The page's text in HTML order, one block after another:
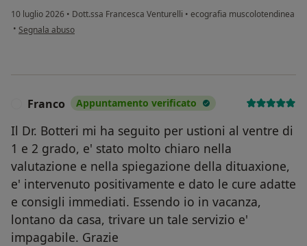
10 luglio 2026 • Dott.ssa Francesca Venturelli • ecografia muscolotendinea
• secondo l'opinione dell'utente Roberto
Segnala abuso
Franco Appuntamento verificato
Il Dr. Botteri mi ha seguito per ustioni al ventre di
1 e 2 grado, e' stato molto chiaro nella
valutazione e nella spiegazione della dituaxione,
e' intervenuto positivamente e dato le cure adatte
e consigli immediati. Essendo io in vacanza,
lontano da casa, trivare un tale servizio e'
impagabile. Grazie